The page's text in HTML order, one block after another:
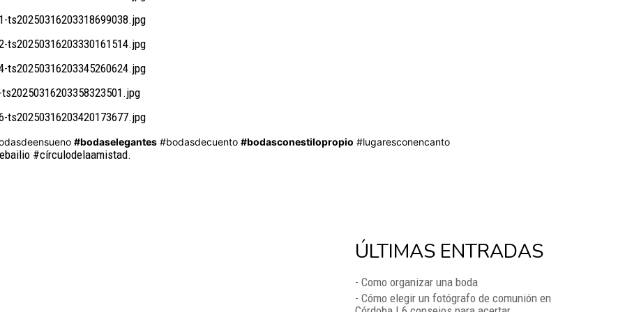
#bodaselegantes #bodasdecuento #bodasconestilopropio #lugaresconencanto
#círculodelaamistad.
ÚLTIMAS ENTRADAS
- Como organizar una boda
- Cómo elegir un fotógrafo de comunión en